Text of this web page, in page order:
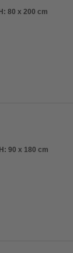
80 x 200 cm
90 x 180 cm